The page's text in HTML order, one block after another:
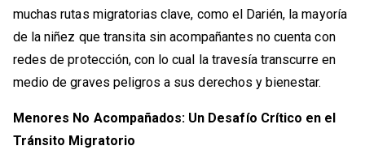
muchas rutas migratorias clave, como el Darién, la mayoría
de la niñez que transita sin acompañantes no cuenta con
redes de protección, con lo cual la travesía transcurre en
medio de graves peligros a sus derechos y bienestar.
Menores No Acompañados: Un Desafío Crítico en el
Tránsito Migratorio